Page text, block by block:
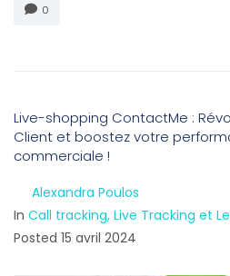
0
Live-shopping ContactMe :
Client et boostez votre
commerciale !
Alexandra Poulos
In Call tracking, Live Tracking et
Posted 15 avril 2024